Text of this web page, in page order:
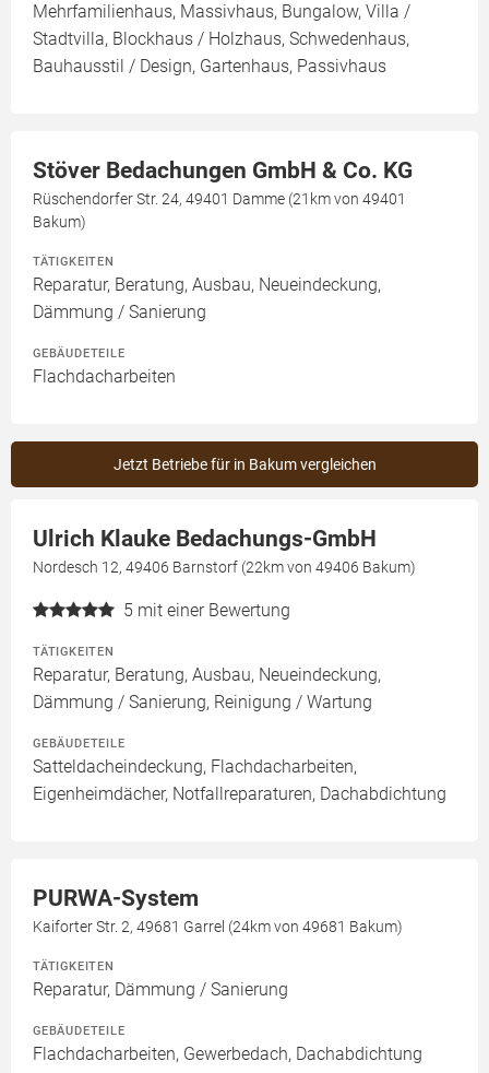
Mehrfamilienhaus, Massivhaus, Bungalow, Villa /
Stadtvilla, Blockhaus / Holzhaus, Schwedenhaus,
Bauhausstil / Design, Gartenhaus, Passivhaus
Stöver Bedachungen GmbH & Co. KG
Rüschendorfer Str. 24, 49401 Damme (21km von 49401
Bakum)
TÄTIGKEITEN
Reparatur, Beratung, Ausbau, Neueindeckung,
Dämmung / Sanierung
GEBÄUDETEILE
Flachdacharbeiten
Jetzt Betriebe für in Bakum vergleichen
Ulrich Klauke Bedachungs-GmbH
Nordesch 12, 49406 Barnstorf (22km von 49406 Bakum)
5 mit einer Bewertung
TÄTIGKEITEN
Reparatur, Beratung, Ausbau, Neueindeckung,
Dämmung / Sanierung, Reinigung / Wartung
GEBÄUDETEILE
Satteldacheindeckung, Flachdacharbeiten,
Eigenheimdächer, Notfallreparaturen, Dachabdichtung
PURWA-System
Kaiforter Str. 2, 49681 Garrel (24km von 49681 Bakum)
TÄTIGKEITEN
Reparatur, Dämmung / Sanierung
GEBÄUDETEILE
Flachdacharbeiten, Gewerbedach, Dachabdichtung